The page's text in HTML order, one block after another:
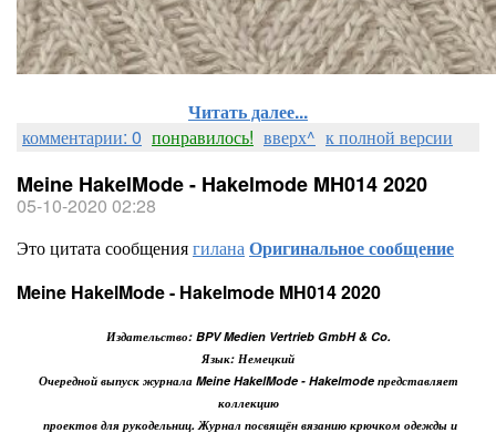
Читать далее...
комментарии: 0 понравилось! вверх^ к полной версии
Meine HakelMode - Hakelmode MH014 2020
05-10-2020 02:28
Это цитата сообщениягиланаОригинальное сообщение
Meine HakelMode - Hakelmode MH014 2020
Издательство: BPV Medien Vertrieb GmbH & Co.
Язык: Немецкий
Очередной выпуск журнала Meine HakelMode - Hakelmode представляет
коллекцию
проектов для рукодельниц. Журнал посвящён вязанию крючком одежды и